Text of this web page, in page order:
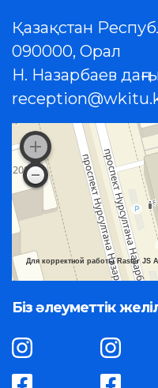
Қазақстан
090000, Орал
Н. Назарбаев
Для корректной работы Raster JS
Біз әлеуметтік